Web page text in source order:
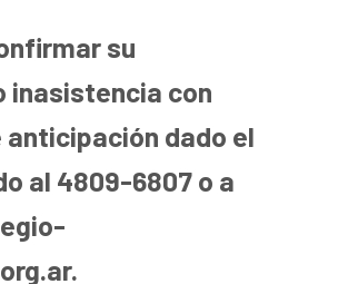
su
inasistencia con
dado el
al 4809-6807 o a